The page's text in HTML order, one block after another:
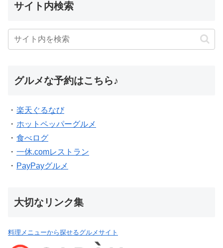
サイト内検索
グルメな予約はこちら♪
・ 楽天ぐるなび
・ ホットペッパーグルメ
・ 食べログ
・ 一休.comレストラン
・ PayPayグルメ
大切なリンク集
料理メニューから探せるグルメサイト